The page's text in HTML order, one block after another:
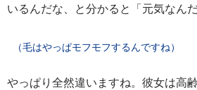
いるんだな、と分かると「元気なん
（毛はやっぱモフモフするんですね）
やっぱり全然違いますね。彼女は高